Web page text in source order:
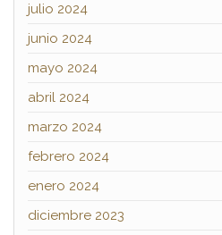
julio 2024
junio 2024
mayo 2024
abril 2024
marzo 2024
febrero 2024
enero 2024
diciembre 2023